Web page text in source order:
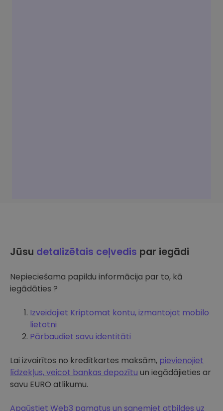
Jūsu detalizētais ceļvedis par iegādi
Nepieciešama papildu informācija par to, kā
iegādāties ?
Izveidojiet Kriptomat kontu, izmantojot mobilo
lietotni
Pārbaudiet savu identitāti
Lai izvairītos no kredītkartes maksām, pievienojiet
līdzekļus, veicot bankas depozītu un iegādājieties ar
savu EURO atlikumu.
Apgūstiet Web3 pamatus un saņemiet atbildes uz